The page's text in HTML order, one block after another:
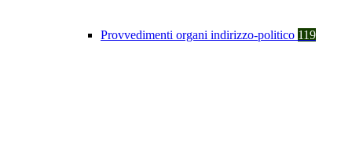
Provvedimenti organi indirizzo-politico 119